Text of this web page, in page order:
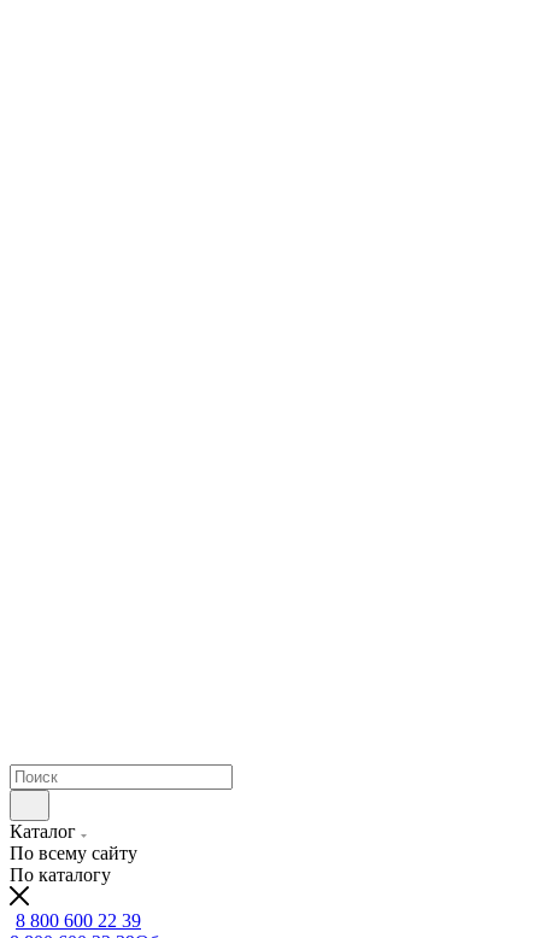
Каталог
По всему сайту
По каталогу
8 800 600 22 39